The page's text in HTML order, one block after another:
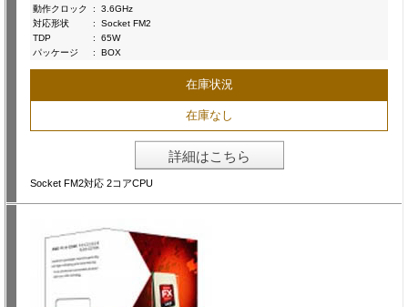
動作クロック
:
3.6GHz
対応形状
:
Socket FM2
TDP
:
65W
パッケージ
: BOX
在庫状況
在庫なし
詳細はこちら
Socket FM2対応 2コアCPU